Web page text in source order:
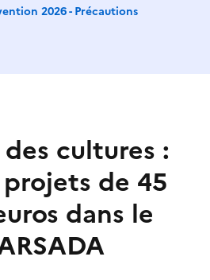
2026 - Précautions
cultures :
de 45
dans le